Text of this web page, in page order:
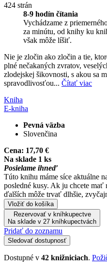
424 strán
8-9 hodín čítania
Vychádzame z
za minútu, od knihy ku
však môže líšiť.
Nie je zločin ako zločin a tie,
plné nečakaných zvratov,
zlodejskej šikovnosti, s akou sa
spravodlivosťou... Čítať viac
Kniha
E-kniha
Pevná väzba
Slovenčina
Cena: 17,70 €
Na sklade 1 ks
Posielame ihneď
Túto knihu máme síce aktuálne
posledné kusy. Ak ju chcete
ďalších môže trvať dlhšie,
Vložiť do košíka
Rezervovať v kníhkupectve
Na sklade v 27 kníhkupectvách
Pridať do zoznamu
Sledovať dostupnosť
Dostupné v 42 knižniciach.